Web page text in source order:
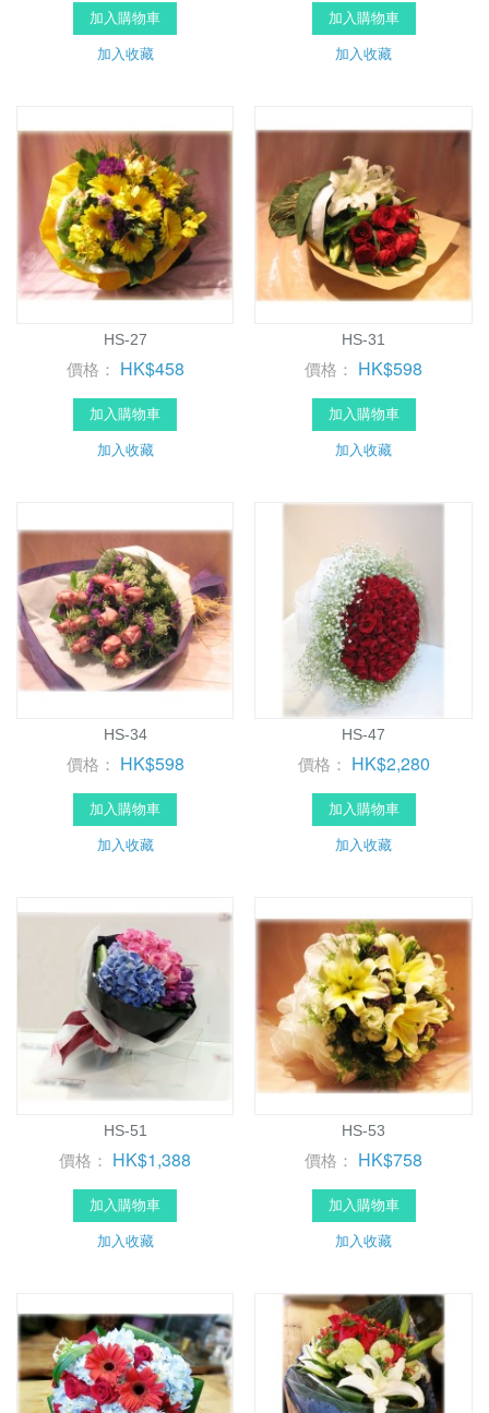
加入購物車
加入收藏
加入購物車
加入收藏
HS-27
價格： HK$458
加入購物車
加入收藏
HS-31
價格： HK$598
加入購物車
加入收藏
HS-34
價格： HK$598
加入購物車
加入收藏
HS-47
價格： HK$2,280
加入購物車
加入收藏
HS-51
價格： HK$1,388
加入購物車
加入收藏
HS-53
價格： HK$758
加入購物車
加入收藏